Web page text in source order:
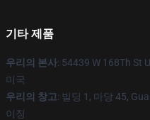
기타 제품
우리의 본사: 54439 W 168Th St
미국
우리의 창고: 빌딩 1, 마당 45,
이징